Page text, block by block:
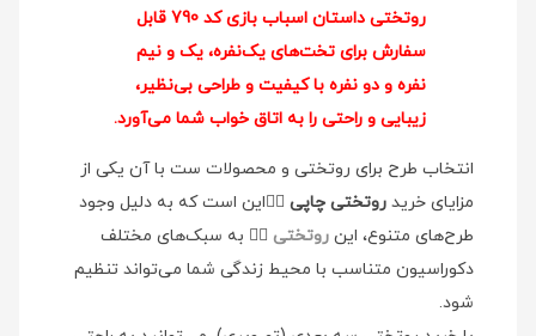
روتختی داستان اسباب بازی کد 790 قابل
سفارش برای تخت‌های یک‌نفره، یک و نیم
نفره و دو نفره با کیفیت و طراحی بی‌نظیر،
زیبایی و راحتی را به اتاق خواب شما می‌آورد.
انتخاب طرح برای روتختی و محصولات ست با آن یکی از
مزایای خرید روتختی چاپی 👉🏻این است که به دلیل وجود
طرح‌های متنوع، این روتختی 👉🏻 به سبک‌های مختلف
دکوراسیون متناسب با محیط زندگی شما می‌تواند تنظیم
شود.